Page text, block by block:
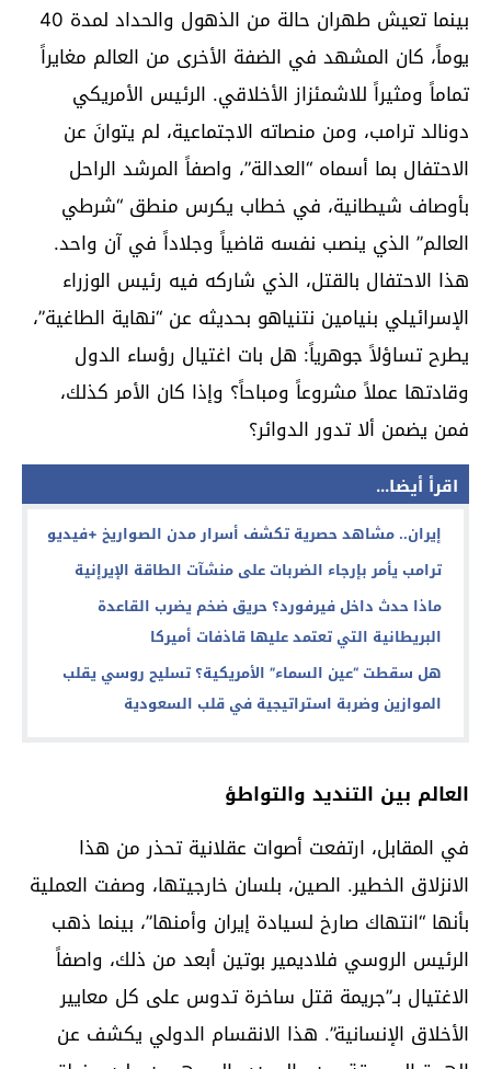
بينما تعيش طهران حالة من الذهول والحداد لمدة 40
يوماً، كان المشهد في الضفة الأخرى من العالم مغايراً
تماماً ومثيراً للاشمئزاز الأخلاقي. الرئيس الأمريكي
دونالد ترامب، ومن منصاته الاجتماعية، لم يتوانَ عن
الاحتفال بما أسماه “العدالة”، واصفاً المرشد الراحل
بأوصاف شيطانية، في خطاب يكرس منطق “شرطي
العالم” الذي ينصب نفسه قاضياً وجلاداً في آن واحد.
هذا الاحتفال بالقتل، الذي شاركه فيه رئيس الوزراء
الإسرائيلي بنيامين نتنياهو بحديثه عن “نهاية الطاغية”،
يطرح تساؤلاً جوهرياً: هل بات اغتيال رؤساء الدول
وقادتها عملاً مشروعاً ومباحاً؟ وإذا كان الأمر كذلك،
فمن يضمن ألا تدور الدوائر؟
اقرأ أيضا...
إيران.. مشاهد حصرية تكشف أسرار مدن الصواريخ +فيديو
ترامب يأمر بإرجاء الضربات على منشآت الطاقة الإيرإنية
ماذا حدث داخل فيرفورد؟ حريق ضخم يضرب القاعدة
البريطانية التي تعتمد عليها قاذفات أميركا
هل سقطت “عين السماء” الأمريكية؟ تسليح روسي يقلب
الموازين وضربة استراتيجية في قلب السعودية
العالم بين التنديد والتواطؤ
في المقابل، ارتفعت أصوات عقلانية تحذر من هذا
الانزلاق الخطير. الصين، بلسان خارجيتها، وصفت العملية
بأنها “انتهاك صارخ لسيادة إيران وأمنها”، بينما ذهب
الرئيس الروسي فلاديمير بوتين أبعد من ذلك، واصفاً
الاغتيال بـ”جريمة قتل ساخرة تدوس على كل معايير
الأخلاق الإنسانية”. هذا الانقسام الدولي يكشف عن